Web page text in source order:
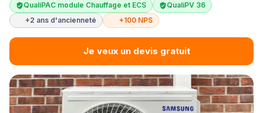
QualiPAC module Chauffage et ECS
QualiPV 36
+2 ans d'ancienneté
+100 NPS
Je veux un devis gratuit